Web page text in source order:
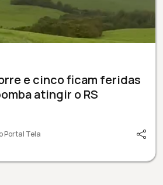
e cinco ficam feridas
atingir o RS
Portal Tela